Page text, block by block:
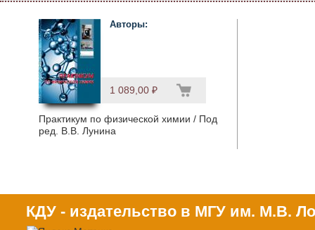
Авторы:
1 089,00 ₽
Практикум по физической химии / Под
ред. В.В. Лунина
КДУ - издательство в МГУ им. М.В.